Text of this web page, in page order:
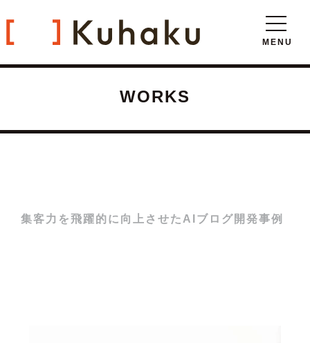
WORKS
集客力を飛躍的に向上させたAIブログ開発事例